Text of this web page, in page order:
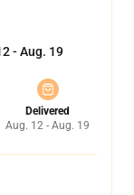
- Aug. 19
Delivered
Aug. 12 - Aug. 19